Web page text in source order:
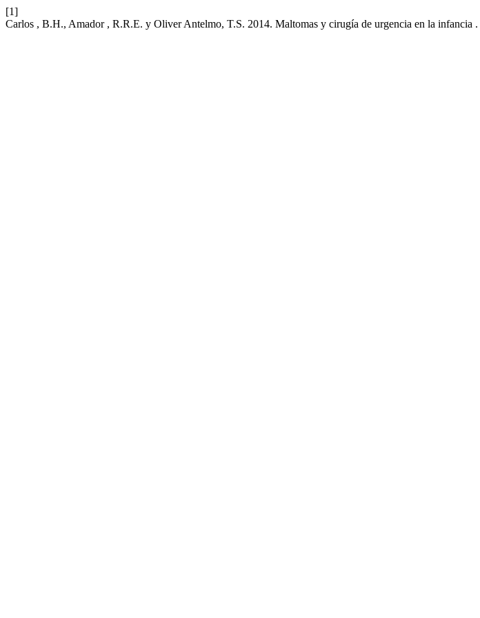
[1]
Carlos , B.H., Amador , R.R.E. y Oliver Antelmo, T.S. 2014. Maltomas y cirugía de urgencia en la infancia .